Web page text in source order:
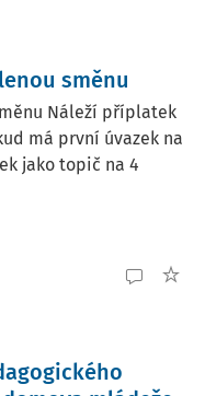
směnu
Náleží příplatek
má první úvazek na
jako topič na 4